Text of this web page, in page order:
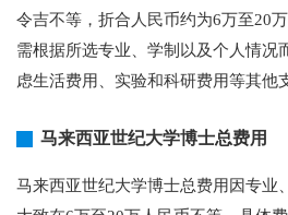
令吉不等，折合人民币约为6万至20
需根据所选专业、学制以及个人情况
虑生活费用、实验和科研费用等其他
马来西亚世纪大学博士总费用
马来西亚世纪大学博士总费用因专业